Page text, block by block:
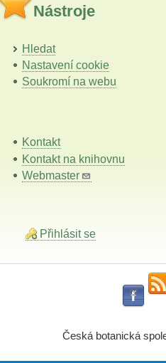
Nástroje
Hledat
Nastavení cookie
Soukromí na webu
Kontakt
Kontakt na knihovnu
Webmaster
Přihlásit se
Česká botanická